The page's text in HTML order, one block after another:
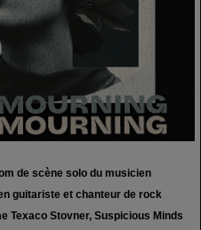
de scène solo du musicien
guitariste et chanteur de rock
Texaco Stovner, Suspicious Minds